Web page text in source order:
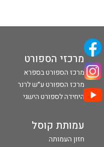
מרכזי הספורט
מרכז הספורט בספרא
מרכז הספורט ע״ש לרנר
היחידה לספורט הישגי
עמותת קוסל
חזון העמותה